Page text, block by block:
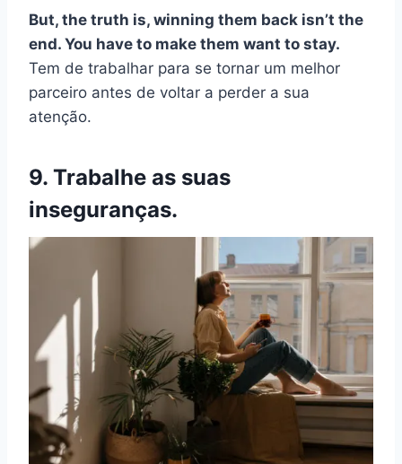
But, the truth is, winning them back isn’t the
end. You have to make them want to stay.
Tem de trabalhar para se tornar um melhor
parceiro antes de voltar a perder a sua
atenção.
9. Trabalhe as suas
inseguranças.